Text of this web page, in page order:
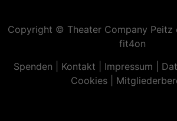
Copyright © Theater Company Peitz
fit4on
Spenden
Kontakt Impressum
Cookies|